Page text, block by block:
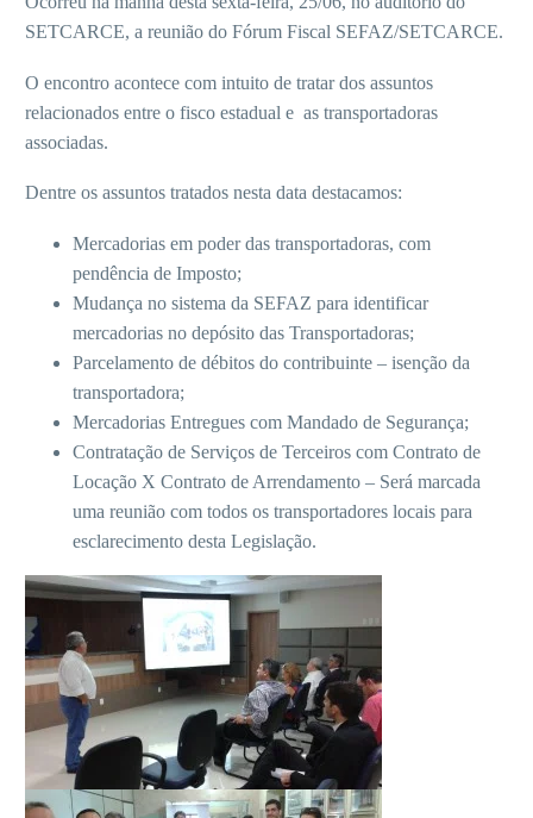
SETCARCE, a reunião do Fórum Fiscal SEFAZ/SETCARCE.
O encontro acontece com intuito de tratar dos assuntos
relacionados entre o fisco estadual e as transportadoras
associadas.
Dentre os assuntos tratados nesta data destacamos:
Mercadorias em poder das transportadoras, com
pendência de Imposto;
Mudança no sistema da SEFAZ para identificar
mercadorias no depósito das Transportadoras;
Parcelamento de débitos do contribuinte – isenção da
transportadora;
Mercadorias Entregues com Mandado de Segurança;
Contratação de Serviços de Terceiros com Contrato de
Locação X Contrato de Arrendamento – Será marcada
uma reunião com todos os transportadores locais para
esclarecimento desta Legislação.